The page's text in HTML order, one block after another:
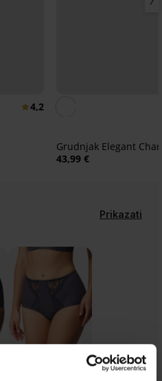
4,2
Grudnjak Elegant
43,99 €
Prikazati